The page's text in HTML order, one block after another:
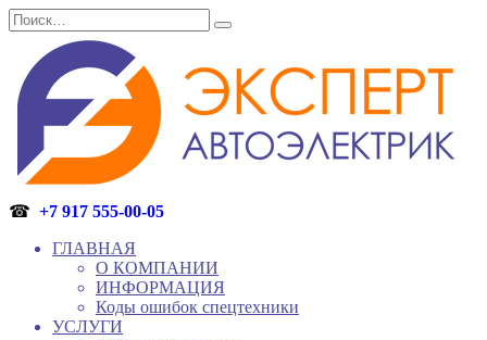
Перейти
к
содержанию
Search
for:
☎ +7 917 555-00-05
ГЛАВНАЯ
О КОМПАНИИ
ИНФОРМАЦИЯ
Коды ошибок спецтехники
УСЛУГИ